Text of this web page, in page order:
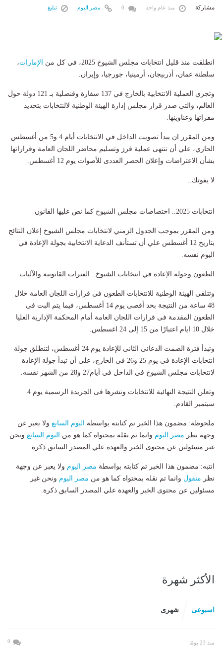
مشاركة منذ عام واحد مصر اليوم تبليغ
انطلقت منذ قليل انتخابات مجلس الشيوخ 2025، في كل من الإمارات،
سلطنة عمان، أذربيجان، أرمينيا، جورجيا، وإيران.
وتجري العملية الانتخابية بالخارج في 137 سفارة وقنصلية بـ 121 دولة حول
العالم، والتي صدر قرار مجلس إدارة الهيئة الوطنية لالنتخابات بتحديد
مقراتها وعناوينها.
ومن المقرر ان يبدأ تصويت الداخل في الانتخابات أيام 4 و5 من أغسطس
الحاري، علي أن تنتهى عملية فرز وتسليم محاضر اللجان العامة وقراراتها
بشأن الاعتراضات وإعلان الحصر العددى للأصوات يوم 12 أغسطس.
لا يفوتك..
انتخابات 2025.. اختصاصات مجلس الشيوخ كما نص عليها القانون
ومن المقرر بموجب الجدول الزمني لانتخابات مجلس الشيوخ إعلان النتائج
بتاريخ 12 أغسطس علي أن تستأنف الدعاية الانتخابية بجولة الإعادة في
اليوم نفسه.
الطعون وجولة الإعادة في انتخابات الشيوخ.. الفترات القانونية والآليات
وتتلقى الهيئة الوطنية للانتخابات الطعون فى قرارات اللجان العامة خلال
48 ساعة من النتيجة بحد أقصى يوم 14 أغسطس، فيما يتم البت فى
الطعون المقدمة فى قرارات اللجان العامة أمام المحكمة الإدارية العليا
خلال 10 ايام اعتبارًا من 15 إلى 24 اغسطس.
وتبدأ فترة الصمت الدعائى الثانى للإعادة يوم 24 أغسطس، لتنطلق جولة
انتخابات الإعادة فى يوم 25 و26 فى الخارج، علي أن تبدأ جولة الإعادة
لانتخابات مجلس الشيوخ في الداخل في أيام27 و28 من الشهر نفسه.
وتعلن النتيجة النهائية للانتخابات ونشرها فى الجريدة الرسمية يوم 4
سبتمبر القادم.
ملحوظة: مضمون هذا الخبر تم كتابته بواسطة اليوم السابع ولا يعبر عن
وجهة نظر مصر اليوم وانما تم نقله بمحتواه كما هو من اليوم السابع ونحن
غير مسئولين عن محتوى الخبر والعهدة علي المصدر السابق ذكرة.
انتبه: مضمون هذا الخبر تم كتابته بواسطة مصر اليوم ولا يعبر عن وجهة
نظر منقول وانما تم نقله بمحتواه كما هو من مصر اليوم ونحن غير
مسئولين عن محتوى الخبر والعهدة علي المصدر السابق ذكرة.
الأكثر شهرة
اسبوعى شهرى
منذ 23 يومًا 0